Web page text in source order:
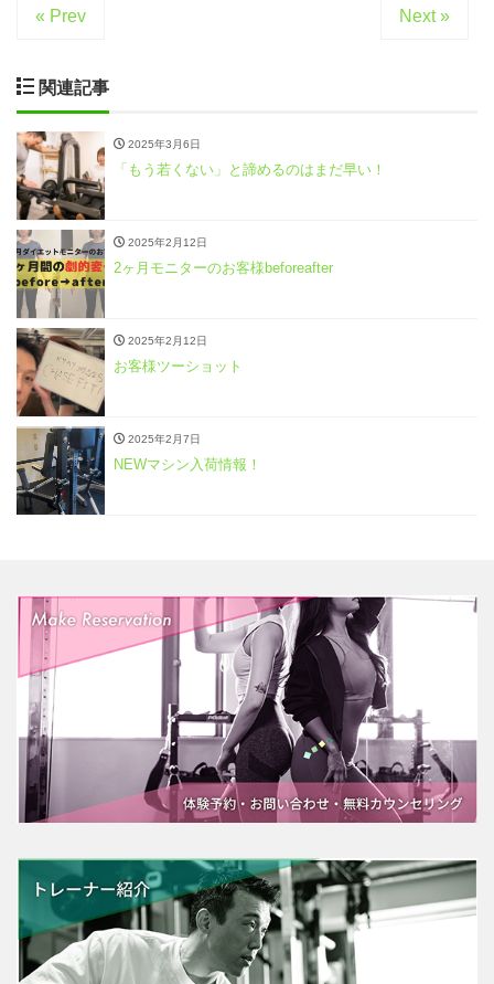
« Prev Next »
関連記事
2025年3月6日
「もう若くない」と諦めるのはまだ早い！
2025年2月12日
2ヶ月モニターのお客様beforeafter
2025年2月12日
お客様ツーショット
2025年2月7日
NEWマシン入荷情報！